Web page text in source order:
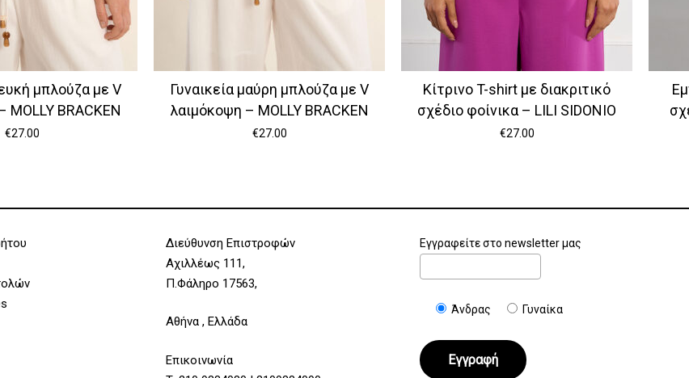
μπλούζα με V
MOLLY BRACKEN
€27.00
Γυναικεία μαύρη μπλούζα με V
λαιμόκοψη – MOLLY BRACKEN
€27.00
Κίτρινο T-shirt με διακριτικό
σχέδιο φοίνικα – LILI SIDONIO
€27.00
Διεύθυνση Επιστροφών
Αχιλλέως 111,
Π.Φάληρο 17563,
Αθήνα , Ελλάδα
Επικοινωνία
Εγγραφείτε στο newsletter μας
Άνδρας Γυναίκα